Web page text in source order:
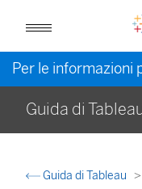
Per le informazioni
Guida di
Guida di Tableau